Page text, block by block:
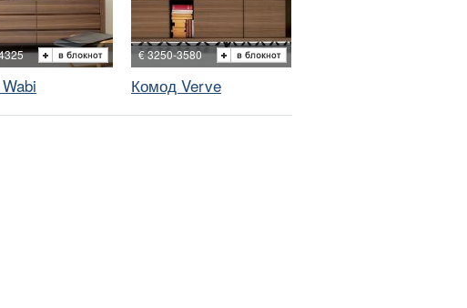
€ 3250-3580
Комод Verve